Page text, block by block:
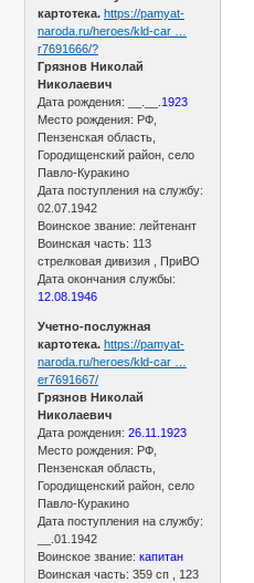
картотека. https://pamyat-
naroda.ru/heroes/kld-car …
r7691666/?
Грязнов Николай
Николаевич
Дата рождения: __.__.1923
Место рождения: РФ,
Пензенская область,
Городищенский район, село
Павло-Куракино
Дата поступления на службу:
02.07.1942
Воинское звание: лейтенант
Воинская часть: 113
стрелковая дивизия , ПриВО
Дата окончания службы:
12.08.1946
Учетно-послужная
картотека. https://pamyat-
naroda.ru/heroes/kld-car …
er7691667/
Грязнов Николай
Николаевич
Дата рождения:26.11.1923
Место рождения: РФ,
Пензенская область,
Городищенский район, село
Павло-Куракино
Дата поступления на службу:
__.01.1942
Воинское звание:капитан
Воинская часть: 359 сп , 123